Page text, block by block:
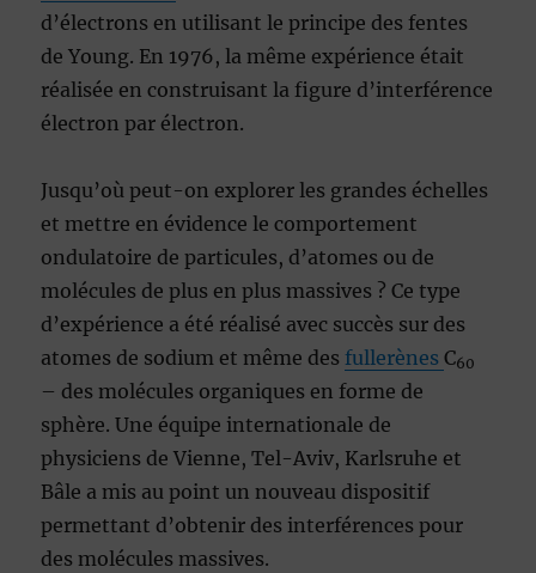
d’électrons en utilisant le principe des fentes
de Young. En 1976, la même expérience était
réalisée en construisant la figure d’interférence
électron par électron.
Jusqu’où peut-on explorer les grandes échelles
et mettre en évidence le comportement
ondulatoire de particules, d’atomes ou de
molécules de plus en plus massives ? Ce type
d’expérience a été réalisé avec succès sur des
atomes de sodium et même desfullerènesC60
– des molécules organiques en forme de
sphère. Une équipe internationale de
physiciens de Vienne, Tel-Aviv, Karlsruhe et
Bâle a mis au point un nouveau dispositif
permettant d’obtenir des interférences pour
des molécules massives.